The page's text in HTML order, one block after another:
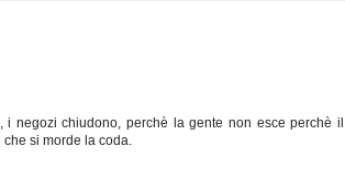
negozi chiudono, perchè la gente non esce perchè il
si morde la coda.